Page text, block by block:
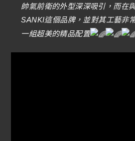
帥氣前衛的外型深深吸引，而在
SANKI這個品牌，並對其工藝非
一組超美的精品配置